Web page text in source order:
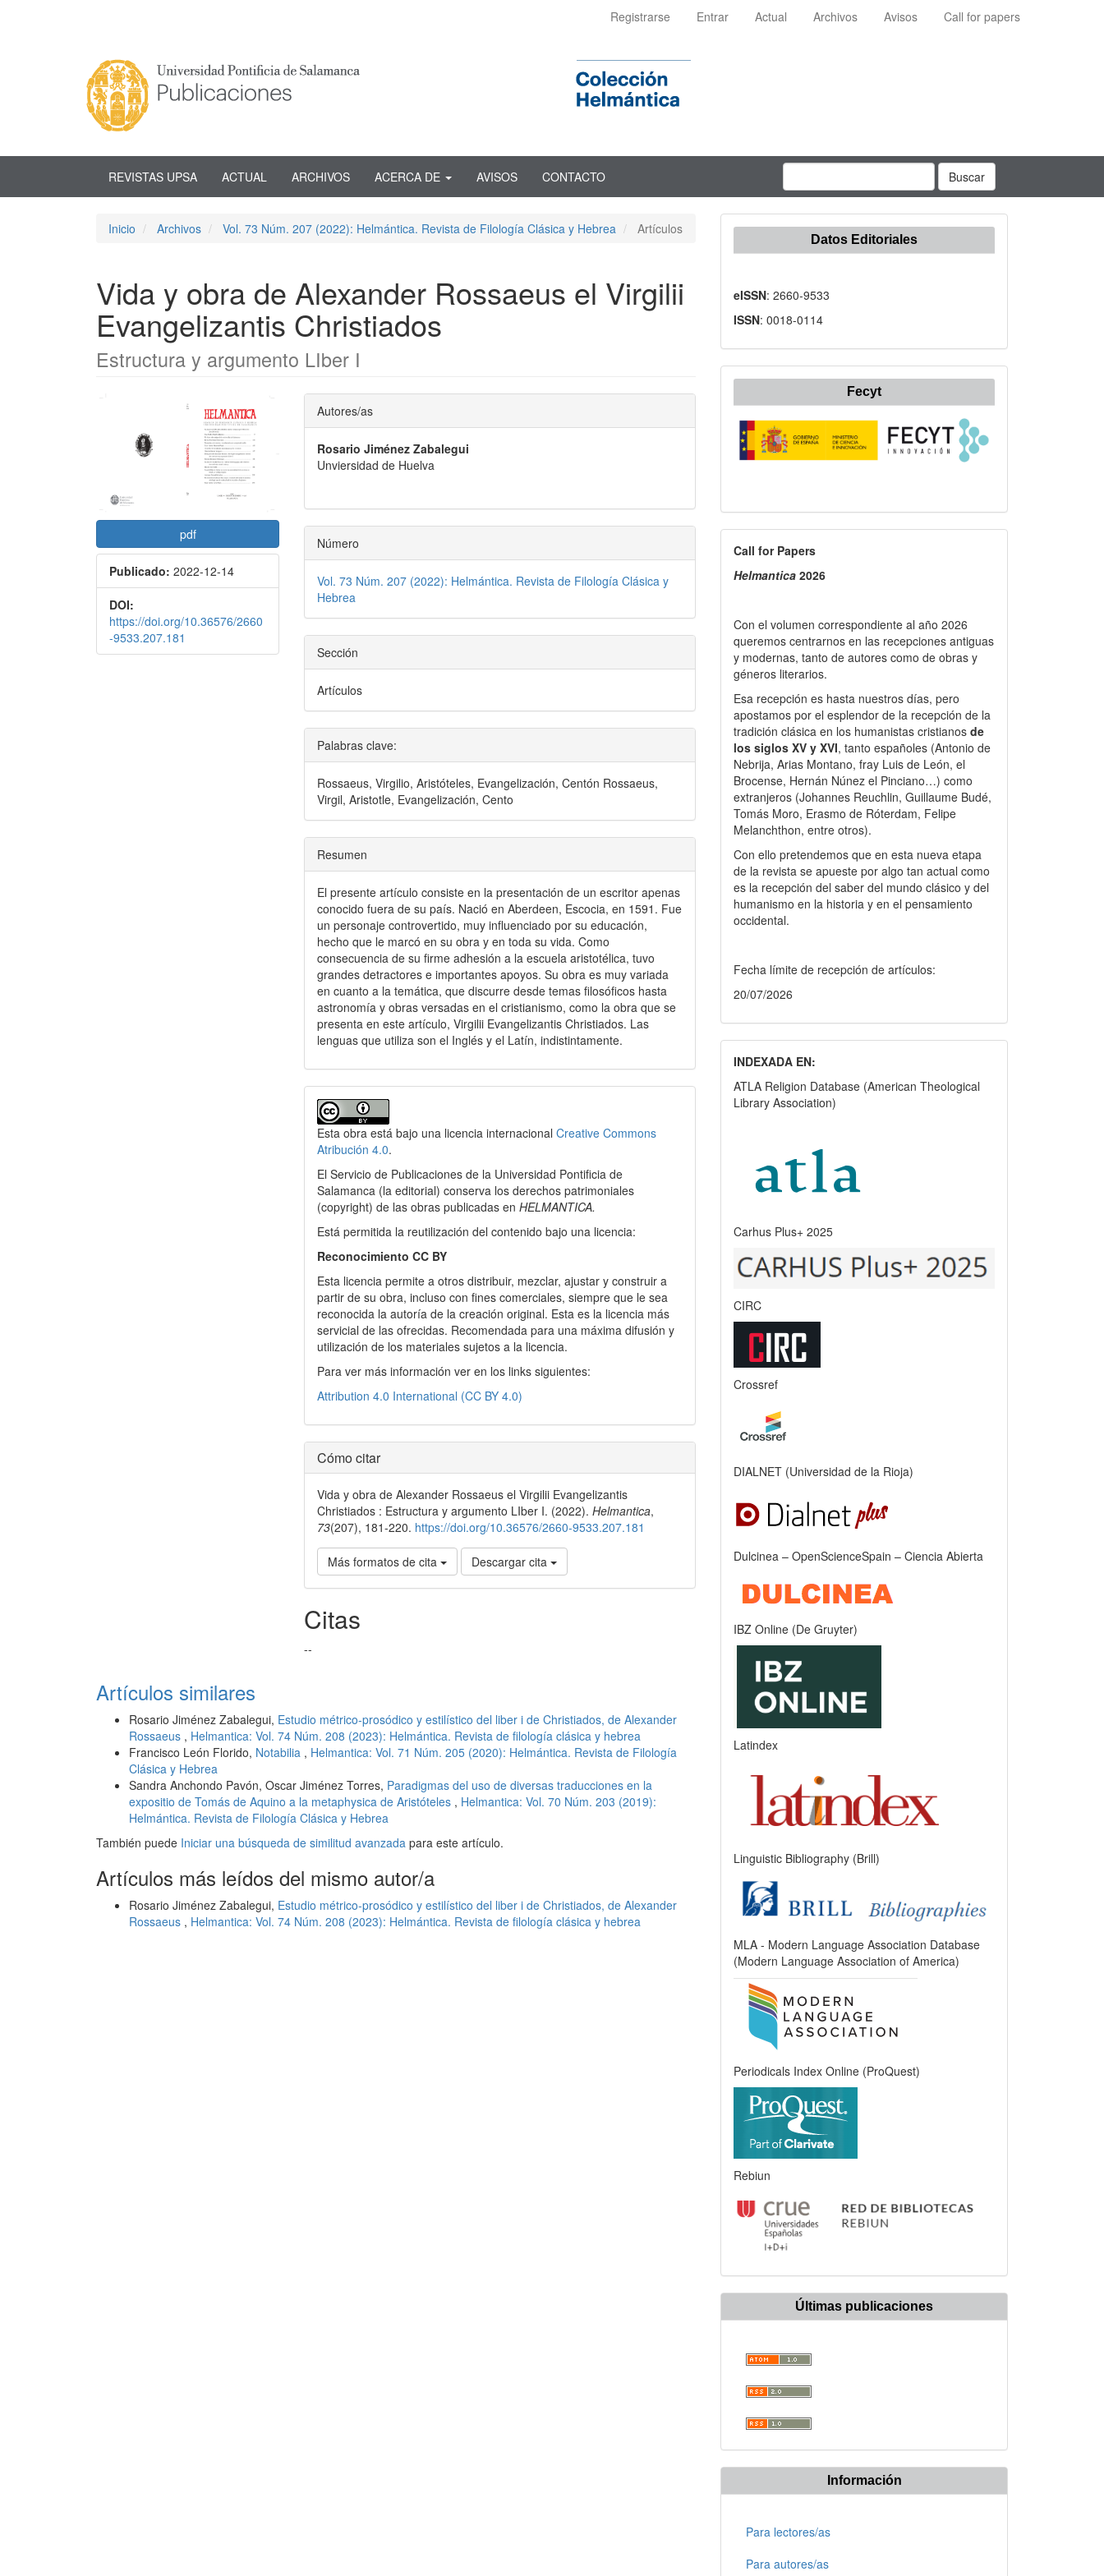
Registrarse Entrar Actual Archivos Avisos Call for papers
REVISTAS UPSA ACTUAL ARCHIVOS ACERCA DE AVISOS CONTACTO Buscar
Inicio Archivos Vol. 73 Núm. 207 (2022): Helmántica. Revista de Filología Clásica y Hebrea Artículos
Vida y obra de Alexander Rossaeus el Virgilii
Evangelizantis Christiados
Estructura y argumento LIber I
lateral
artículo
pdf
Publicado: 2022-12-14
DOI:
https://doi.org/10.36576/2660
-9533.207.181
Contenido
principal
del
Autores/as
Rosario Jiménez Zabalegui
Unviersidad de Huelva
Número
Vol. 73 Núm. 207 (2022): Helmántica. Revista de Filología Clásica y
Hebrea
Sección
Artículos
Palabras clave:
Rossaeus, Virgilio, Aristóteles, Evangelización, Centón Rossaeus,
Virgil, Aristotle, Evangelización, Cento
Resumen
El presente artículo consiste en la presentación de un escritor apenas
conocido fuera de su país. Nació en Aberdeen, Escocia, en 1591. Fue
un personaje controvertido, muy influenciado por su educación,
hecho que le marcó en su obra y en toda su vida. Como
consecuencia de su firme adhesión a la escuela aristotélica, tuvo
grandes detractores e importantes apoyos. Su obra es muy variada
en cuanto a la temática, que discurre desde temas filosóficos hasta
astronomía y obras versadas en el cristianismo, como la obra que se
presenta en este artículo, Virgilii Evangelizantis Christiados. Las
lenguas que utiliza son el Inglés y el Latín, indistintamente.
Detalles
del
artículo
Esta obra está bajo una licencia internacionalCreative Commons
Atribución 4.0.
El Servicio de Publicaciones de la Universidad Pontificia de
Salamanca (la editorial) conserva los derechos patrimoniales
(copyright) de las obras publicadas enHELMANTICA.
Está permitida la reutilización del contenido bajo una licencia:
Reconocimiento CC BY
Esta licencia permite a otros distribuir, mezclar, ajustar y construir a
partir de su obra, incluso con fines comerciales, siempre que le sea
reconocida la autoría de la creación original. Esta es la licencia más
servicial de las ofrecidas. Recomendada para una máxima difusión y
utilización de los materiales sujetos a la licencia.
Para ver más información ver en los links siguientes:
Attribution 4.0 International (CC BY 4.0)
Cómo citar
Vida y obra de Alexander Rossaeus el Virgilii Evangelizantis
Christiados : Estructura y argumento LIber I. (2022).Helmantica,
73(207), 181-220. https://doi.org/10.36576/2660-9533.207.181
Más formatos de cita Descargar cita
Citas
--
Artículos similares
Rosario Jiménez Zabalegui, Estudio métrico-prosódico y estilístico del liber i de Christiados, de Alexander
Rossaeus , Helmantica: Vol. 74 Núm. 208 (2023): Helmántica. Revista de filología clásica y hebrea
Francisco León Florido, Notabilia , Helmantica: Vol. 71 Núm. 205 (2020): Helmántica. Revista de Filología
Clásica y Hebrea
Sandra Anchondo Pavón, Oscar Jiménez Torres, Paradigmas del uso de diversas traducciones en la
expositio de Tomás de Aquino a la metaphysica de Aristóteles , Helmantica: Vol. 70 Núm. 203 (2019):
Helmántica. Revista de Filología Clásica y Hebrea
También puede Iniciar una búsqueda de similitud avanzada para este artículo.
Artículos más leídos del mismo autor/a
Rosario Jiménez Zabalegui, Estudio métrico-prosódico y estilístico del liber i de Christiados, de Alexander
Rossaeus , Helmantica: Vol. 74 Núm. 208 (2023): Helmántica. Revista de filología clásica y hebrea
Datos Editoriales
eISSN: 2660-9533
ISSN: 0018-0114
Fecyt
for
Papers
Call for Papers
Helmantica 2026
Con el volumen correspondiente al año 2026
queremos centrarnos en las recepciones antiguas
y modernas, tanto de autores como de obras y
géneros literarios.
Esa recepción es hasta nuestros días, pero
apostamos por el esplendor de la recepción de la
tradición clásica en los humanistas cristianos de
los siglos XV y XVI, tanto españoles (Antonio de
Nebrija, Arias Montano, fray Luis de León, el
Brocense, Hernán Núnez el Pinciano…) como
extranjeros (Johannes Reuchlin, Guillaume Budé,
Tomás Moro, Erasmo de Róterdam, Felipe
Melanchthon, entre otros).
Con ello pretendemos que en esta nueva etapa
de la revista se apueste por algo tan actual como
es la recepción del saber del mundo clásico y del
humanismo en la historia y en el pensamiento
occidental.
Fecha límite de recepción de artículos:
20/07/2026
INDEXADA EN:
ATLA Religion Database (American Theological
Library Association)
Carhus Plus+ 2025
CIRC
Crossref
DIALNET (Universidad de la Rioja)
Dulcinea – OpenScienceSpain – Ciencia Abierta
IBZ Online (De Gruyter)
Latindex
Linguistic Bibliography (Brill)
MLA - Modern Language Association Database
(Modern Language Association of America)
Periodicals Index Online (ProQuest)
Rebiun
Últimas publicaciones
Información
Para lectores/as
Para autores/as